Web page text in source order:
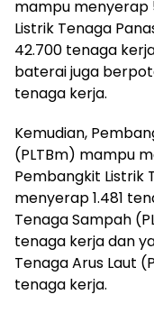
mampu menyerap
Listrik Tenaga
42.700 tenaga
baterai juga
tenaga kerja.
Kemudian,
(PLTBm) mampu
Pembangkit Listrik
menyerap 1.481
Tenaga Sampah
tenaga kerja dan
Tenaga Arus Laut
tenaga kerja.